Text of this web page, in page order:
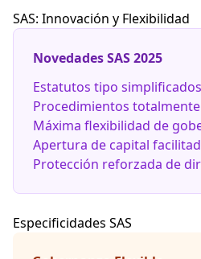
SAS: Innovación y Flexibilidad
Novedades SAS 2025
Estatutos tipo
Procedimientos
Máxima flexibilidad de
Apertura de capital
Protección reforzada de
Especificidades SAS